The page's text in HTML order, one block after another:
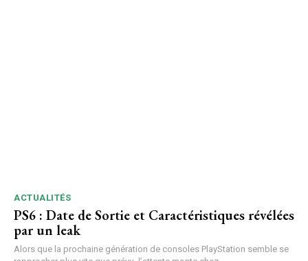
ACTUALITÉS
PS6 : Date de Sortie et Caractéristiques révélées
par un leak
Alors que la prochaine génération de consoles PlayStation semble se